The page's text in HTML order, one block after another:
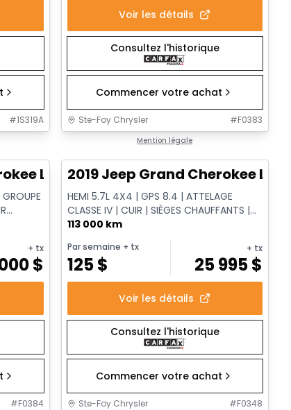
#1S319A
Voir les détails
Consultez l'historique
Commencer votre achat
Ste-Foy Chrysler #F0383
Mention légale
Limited
+ tx
$
#F0384
Très bonne offre
2019 Jeep Grand Cherokee
HEMI 5.7L 4X4 | GPS 8.4 | ATTELAGE
CLASSE IV | CUIR | SIÈGES CHAUFFANTS |
DÉMARREUR DISTANCE
113 000 km
Par semaine + tx
125$
+ tx
25 995$
Voir les détails
Consultez l'historique
Commencer votre achat
Ste-Foy Chrysler #F0348